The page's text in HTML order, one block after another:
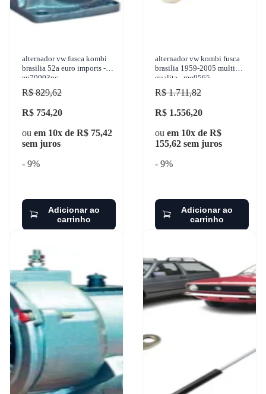
alternador vw fusca kombi
brasilia 52a euro imports -
eu70003nc
R$ 829,62
R$ 754,20
ou em 10x de R$ 75,42
sem juros
- 9%
Adicionar ao
carrinho
alternador vw kombi fusca
brasilia 1959-2005 multi
qualita - mq0565
R$ 1.711,82
R$ 1.556,20
ou em 10x de R$
155,62 sem juros
- 9%
Adicionar ao
carrinho